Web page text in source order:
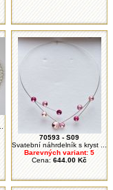
70593 - S09
Svatební náhrdelník s kryst ...
Barevných variant: 5
Cena: 644.00 Kč